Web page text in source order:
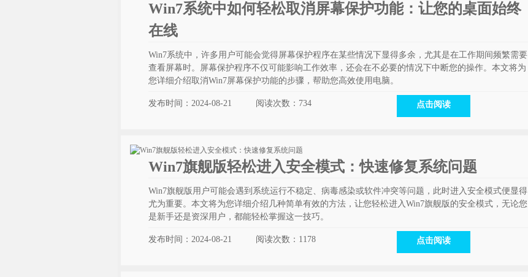
Win7系统中如何轻松取消屏幕保护功能：让您的桌面始终
在线
Win7系统中，许多用户可能会觉得屏幕保护程序在某些情况下显得多余，尤其是在工作期间频繁需要
查看屏幕时。屏幕保护程序不仅可能影响工作效率，还会在不必要的情况下中断您的操作。本文将为
您详细介绍取消Win7屏幕保护功能的步骤，帮助您高效使用电脑。
发布时间：2024-08-21 阅读次数： 734 点击阅读
Win7旗舰版轻松进入安全模式：快速修复系统问题
Win7旗舰版用户可能会遇到系统运行不稳定、病毒感染或软件冲突等问题，此时进入安全模式便显得
尤为重要。本文将为您详细介绍几种简单有效的方法，让您轻松进入Win7旗舰版的安全模式，无论您
是新手还是资深用户，都能轻松掌握这一技巧。
发布时间：2024-08-21 阅读次数： 1178 点击阅读